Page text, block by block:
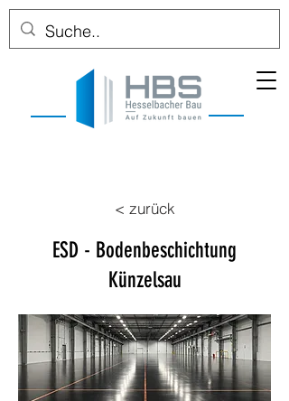
< zurück
ESD - Bodenbeschichtung
Künzelsau